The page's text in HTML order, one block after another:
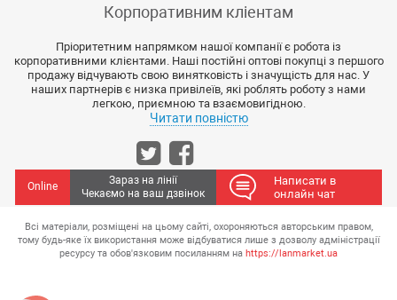
Корпоративним кліентам
Пріоритетним напрямком нашої компанії є робота із
корпоративними клієнтами. Наші постійні оптові покупці з першого
продажу відчувають свою винятковість і значущість для нас. У
наших партнерів є низка привілеїв, які роблять роботу з нами
легкою, приємною та взаємовигідною.
Читати повністю
Online
Зараз на лінії
Чекаємо на ваш дзвінок
Написати в
онлайн чат
Всі матеріали, розміщені на цьому сайті, охороняються авторським правом,
тому будь-яке їх використання може відбуватися лише з дозволу адміністрації
ресурсу та обов'язковим посиланням на https://lanmarket.ua